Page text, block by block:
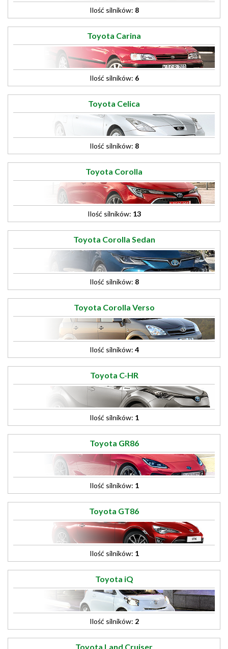
Ilość silników: 8
Toyota Carina
Ilość silników: 6
Toyota Celica
Ilość silników: 8
Toyota Corolla
Ilość silników: 13
Toyota Corolla Sedan
Ilość silników: 8
Toyota Corolla Verso
Ilość silników: 4
Toyota C-HR
Ilość silników: 1
Toyota GR86
Ilość silników: 1
Toyota GT86
Ilość silników: 1
Toyota iQ
Ilość silników: 2
Toyota Land Cruiser